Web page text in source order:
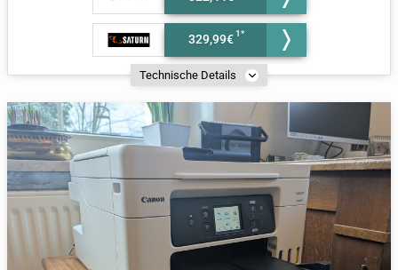
329,99€
Technische Details